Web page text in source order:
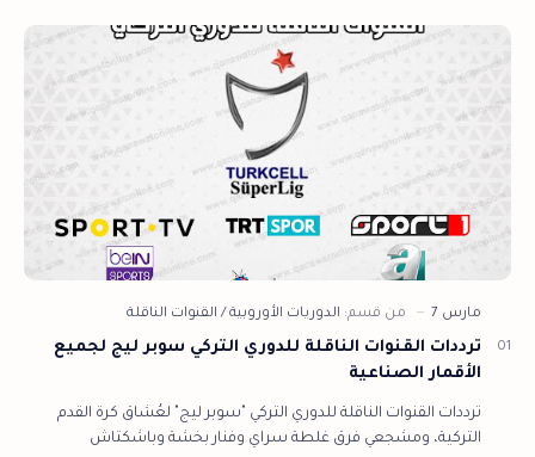
ترددات القنوات الناقلة للدوري التركي سوبر ليج لجميع
الأقمار الصناعية
ترددات القنوات الناقلة للدوري التركي "سوبر ليج" لعُشاق كرة القدم
التركية، ومشجعي فرق غلطة سراي وفنار بخشة وباشكتاش